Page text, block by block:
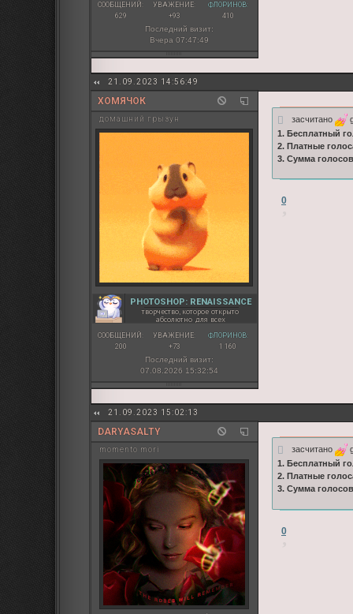
СООБЩЕНИЙ:
629
УВАЖЕНИЕ:
+93
ФЛОРИНОВ:
410
Последний визит:
Вчера 07:47:49
21.09.2023 14:56:49
ХОМЯЧОК
домашний грызун
PHOTOSHOP: RENAISSANCE
творчество, которое открыто
абсолютно для всех
СООБЩЕНИЙ:
200
УВАЖЕНИЕ:
+73
ФЛОРИНОВ:
1 160
Последний визит:
07.08.2026 15:32:54
засчитано
1. Бесплатный
2. Платные
3. Сумма
0
21.09.2023 15:02:13
DARYASALTY
momento mori засчитано
1. Бесплатный
2. Платные
3. Сумма
0